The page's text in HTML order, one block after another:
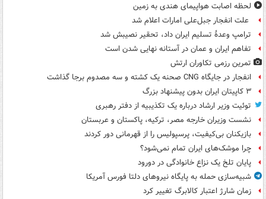
لحظه اصابت هواپیمای هندی به زمین
علت انفجار جبل‌علی امارات اعلام شد
ترامپ وعدۀ تسلیم ایران داد، تحقیر نصیبش شد
تفاهم ایران و عمان در آستانه نهایی شدن است
تمرین رزمی تکاوران ارتش
انفجار در جایگاه CNG صحنه یک کشته و سه مصدوم برجا گذاشت
۳ کاپیتان ایران بدون پیشنهاد بزرگ
توئیت وزیر ارشاد درباره یک تکذیبیه از دفتر رهبری
نشست وزیران خارجه مصر، ترکیه، پاکستان و عربستان
بازیکنان بی‌کیفیت، پرسپولیس را از قهرمانی دور کردند
چرا موشک‌های ایران تمام نمی‌شود؟
پایان تلخ یک نزاع خانوادگی در دورود
شبیه‌سازی حمله به پایگاه نیروهای دلتا فورس آمریکا
زمان شارژ اعتبار کالابرگ تغییر کرد